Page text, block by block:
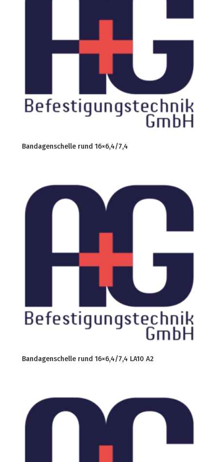
Bandagenschelle rund 16×6,4/7,4
Bandagenschelle rund 16×6,4/7,4 LA10 A2